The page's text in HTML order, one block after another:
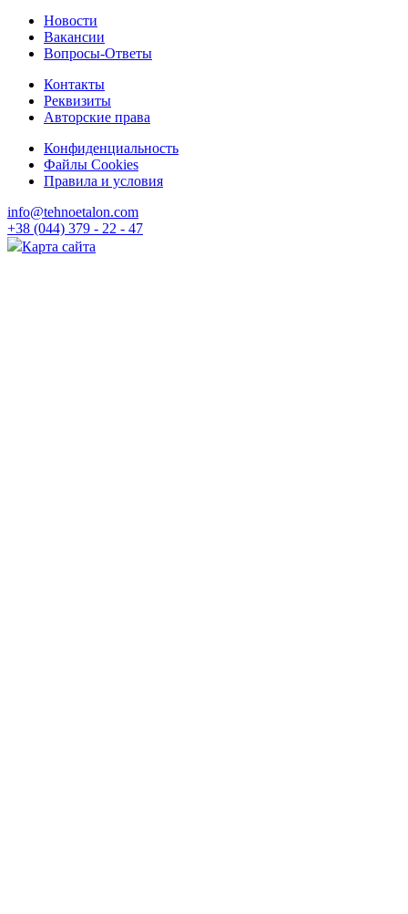
Новости
Вакансии
Вопросы-Ответы
Контакты
Реквизиты
Авторские права
Конфиденциальность
Файлы Cookies
Правила и условия
info@tehnoetalon.com
+38 (044) 379 - 22 - 47
Карта сайта